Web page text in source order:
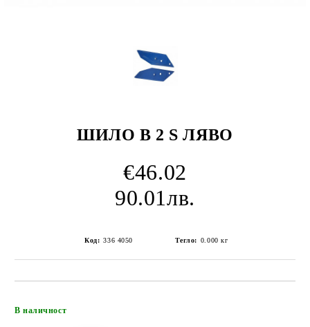
ШИЛО B 2 S ЛЯВО
€46.02
90.01лв.
Код: 336 4050 Тегло: 0.000 кг
В наличност